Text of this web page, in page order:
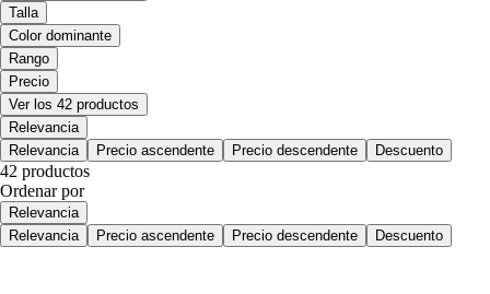
Talla
Color dominante
Rango
Precio
Ver los 42 productos
Relevancia
Relevancia
Precio ascendente Precio descendente Descuento
42 productos
Ordenar por
Relevancia
Relevancia
Precio ascendente Precio descendente Descuento